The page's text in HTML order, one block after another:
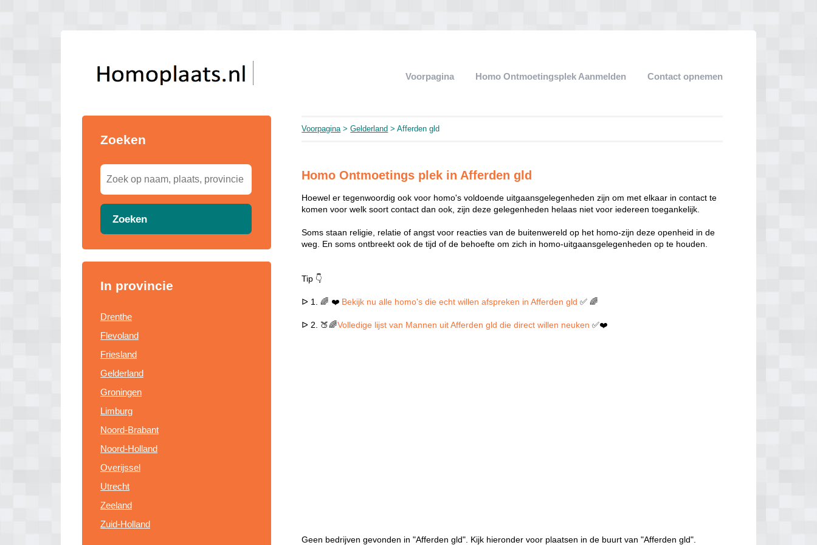
Voorpagina Homo Ontmoetingsplek Aanmelden Contact opnemen
Zoeken
Zoeken
In provincie
Drenthe
Flevoland
Friesland
Gelderland
Groningen
Limburg
Noord-Brabant
Noord-Holland
Overijssel
Utrecht
Zeeland
Zuid-Holland
Voorpagina>Gelderland > Afferden gld
Homo Ontmoetings plek in Afferden gld
Hoewel er tegenwoordig ook voor homo's voldoende uitgaansgelegenheden zijn om met elkaar in contact te
komen voor welk soort contact dan ook, zijn deze gelegenheden helaas niet voor iedereen toegankelijk.
Soms staan religie, relatie of angst voor reacties van de buitenwereld op het homo-zijn deze openheid in de
weg. En soms ontbreekt ook de tijd of de behoefte om zich in homo-uitgaansgelegenheden op te houden.
Tip 👇
ᐅ 1. 🌈 ❤️ Bekijk nu alle homo's die echt willen afspreken in Afferden gld ✅ 🌈
ᐅ 2. 🍑🌈Volledige lijst van Mannen uit Afferden gld die direct willen neuken✅❤️
Geen bedrijven gevonden in "Afferden gld". Kijk hieronder voor plaatsen in de buurt van "Afferden gld".